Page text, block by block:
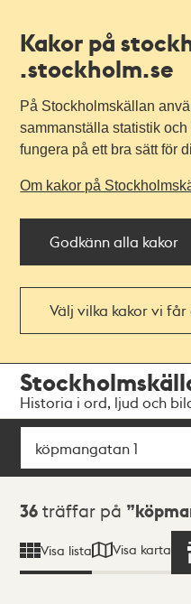
Kakor på
.stockholm.se
På Stockholmskällan
sammanställa statistik
fungera på ett bra sätt för
Om kakor på
Godkänn alla kakor
Välj vilka kakor vi
navigationen
huvudinnehållet
Historia i ord, ljud och
Sök
Sökresultat
36 träffar på
Visa lista Visa karta